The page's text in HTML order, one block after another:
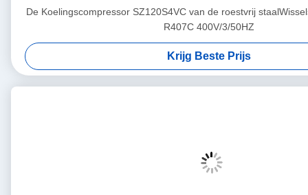
De Koelingscompressor SZ120S4VC van de roestvrij
R407C 400V/3/50HZ
Krijg Beste Prijs